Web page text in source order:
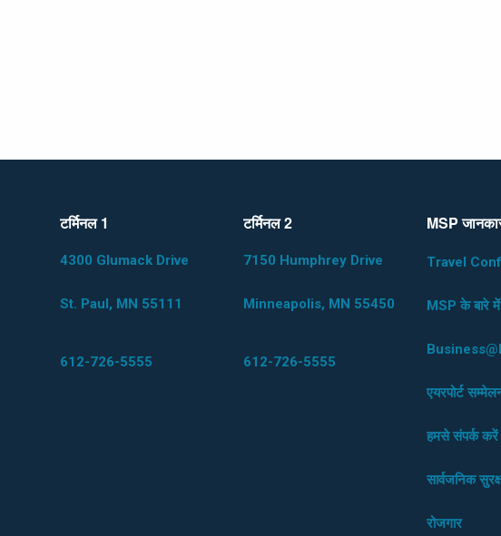
टर्मिनल 1
4300 Glumack Drive
St. Paul, MN 55111
612-726-5555
टर्मिनल 2
7150 Humphrey Drive
Minneapolis, MN 55450
612-726-5555
MSP
Travel
MSP के बारे में
एयरपोर्ट
हमसे संपर्क करें
सार्वजनिक
रोजगार